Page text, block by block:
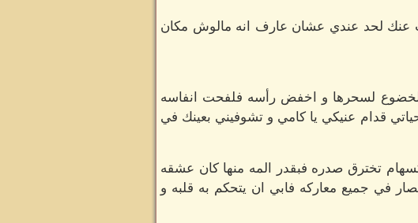
عنك لحد عندي عشان عارف انه مالوش مكان
لخضوع لسحرها و اخفض رأسه فلفحت انفاسه
قدام عنيكي يا كامي و تشوفيني بعينك في
تخترق صدره فبقدر المه منها كان عشقه
في جميع معاركه فابي ان يتحكم به قلبه و